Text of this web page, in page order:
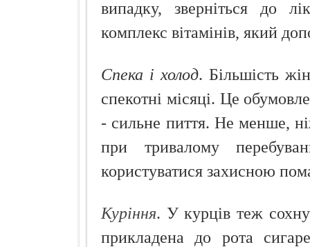
випадку, зверніться до
комплекс вітамінів, який
Спека і холод. Більшість
спекотні місяці. Це
- сильне пиття. Не менше,
при тривалому
користуватися захисною
Куріння. У курців теж
прикладена до рота